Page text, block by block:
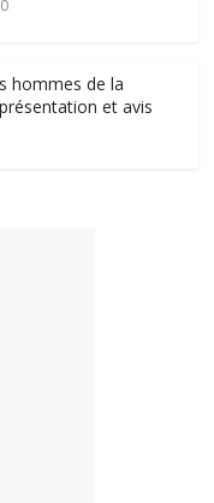
0
hommes de la
et avis